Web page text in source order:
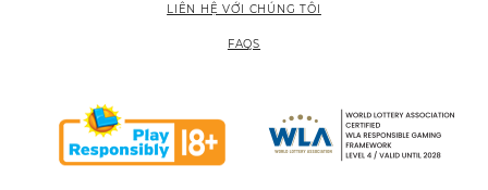
LIÊN HỆ VỚI CHÚNG TÔI
FAQS